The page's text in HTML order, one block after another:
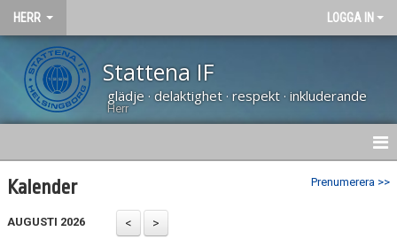
HERR LOGGA IN
Stattena IF
glädje · delaktighet · respekt · inkluderande
Herr
NYHETER
HEM
Prenumerera >>
Kalender
AUGUSTI 2026